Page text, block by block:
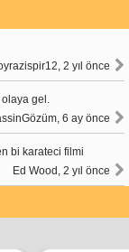
2 yıl önce
gel.
6 ay önce
bi karateci filmi
Ed Wood, 2 yıl önce